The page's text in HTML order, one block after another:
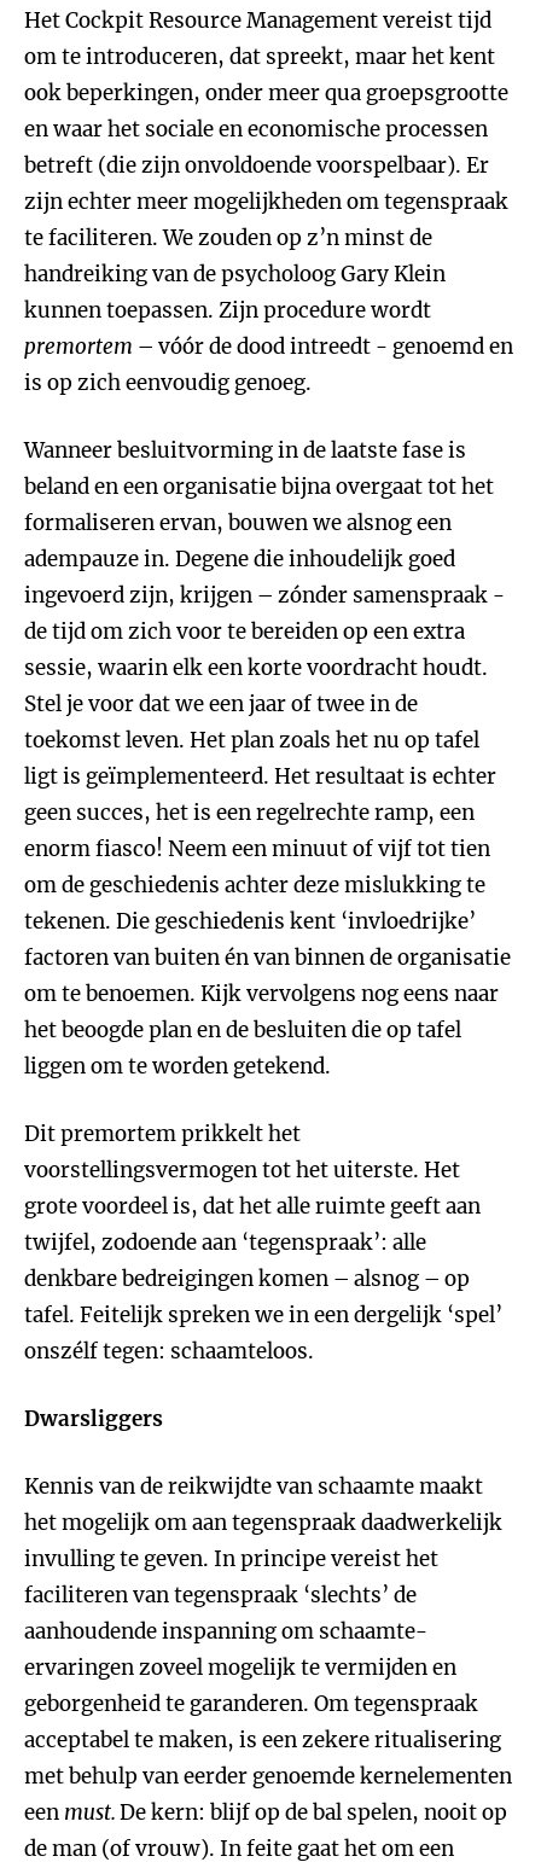
Het Cockpit Resource Managementvereist tijd
om te introduceren, dat spreekt, maar het kent
ook beperkingen, onder meer qua groepsgrootte
en waar het sociale en economische processen
betreft (die zijn onvoldoende voorspelbaar). Er
zijn echter meer mogelijkheden om tegenspraak
te faciliteren. We zouden op z’n minst de
handreiking van de psycholoog Gary Klein
kunnen toepassen. Zijn procedure wordt
premortem – vóór de dood intreedt - genoemd en
is op zich eenvoudig genoeg.
Wanneer besluitvorming in de laatste fase is
beland en een organisatie bijna overgaat tot het
formaliseren ervan, bouwen we alsnog een
adempauze in. Degene die inhoudelijk goed
ingevoerd zijn, krijgen – zónder samenspraak -
de tijd om zich voor te bereiden op een extra
sessie, waarin elk een korte voordracht houdt.
Stel je voor dat we een jaar of twee in de
toekomst leven. Het plan zoals het nu op tafel
ligt is geïmplementeerd. Het resultaat is echter
geen succes, het is een regelrechte ramp, een
enorm fiasco! Neem een minuut of vijf tot tien
om de geschiedenis achter deze mislukking te
tekenen. Die geschiedenis kent ‘invloedrijke’
factoren van buiten én van binnen de organisatie
om te benoemen. Kijk vervolgens nog eens naar
het beoogde plan en de besluiten die op tafel
liggen om te worden getekend.
Dit premortem prikkelt het
voorstellingsvermogen tot het uiterste. Het
grote voordeel is, dat het alle ruimte geeft aan
twijfel, zodoende aan ‘tegenspraak’: alle
denkbare bedreigingen komen – alsnog – op
tafel. Feitelijk spreken we in een dergelijk ‘spel’
onszélf tegen: schaamteloos.
Dwarsliggers
Kennis van de reikwijdte van schaamte maakt
het mogelijk om aan tegenspraak daadwerkelijk
invulling te geven. In principe vereist het
faciliteren van tegenspraak ‘slechts’ de
aanhoudende inspanning om schaamte-
ervaringen zoveel mogelijk te vermijden en
geborgenheid te garanderen. Om tegenspraak
acceptabel te maken, is een zekere ritualisering
met behulp van eerder genoemde kernelementen
een must.De kern: blijf op de bal spelen, nooit op
de man (of vrouw). In feite gaat het om een